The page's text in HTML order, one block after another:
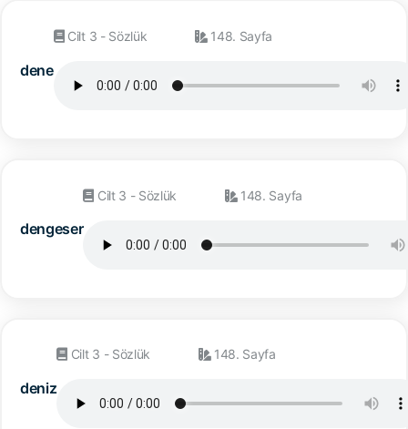
dene
Cilt 3 - Sözlük 148. Sayfa
dengeser
Cilt 3 - Sözlük 148. Sayfa
deniz
Cilt 3 - Sözlük 148. Sayfa